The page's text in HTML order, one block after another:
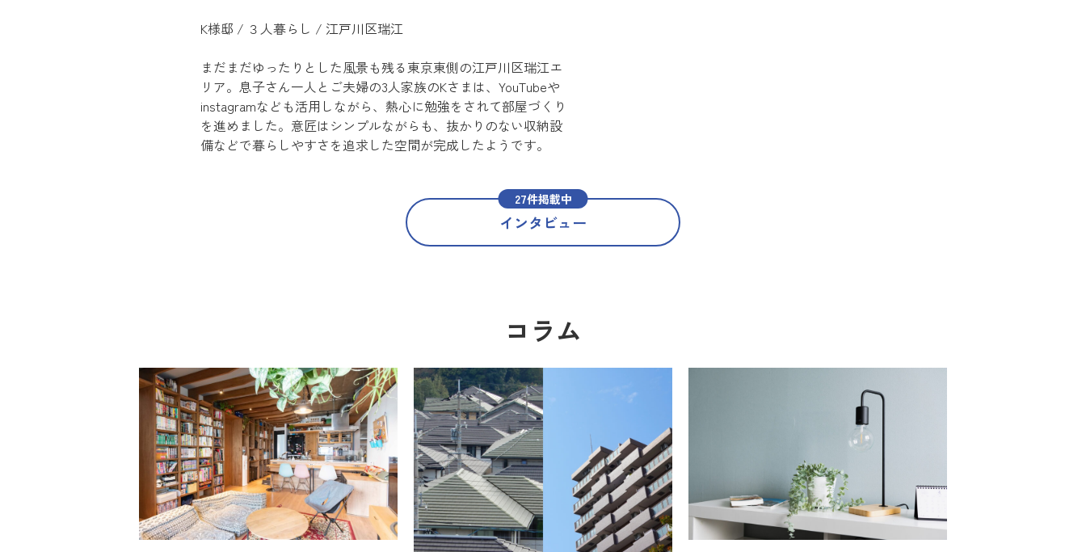
K様邸 / ３人暮らし / 江戸川区瑞江
まだまだゆったりとした風景も残る東京東側の江戸川区瑞江エ
リア。息子さん一人とご夫婦の3人家族のKさまは、YouTubeや
instagramなども活用しながら、熱心に勉強をされて部屋づくり
を進めました。意匠はシンプルながらも、抜かりのない収納設
備などで暮らしやすさを追求した空間が完成したようです。
インタビュー
27件掲載中
コラム